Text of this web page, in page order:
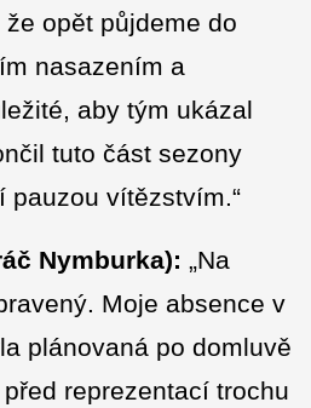
opět půjdeme do
nasazením a
aby tým ukázal
tuto část sezony
pauzou vítězstvím.“
Nymburka): „Na
Moje absence v
plánovaná po domluvě
reprezentací trochu